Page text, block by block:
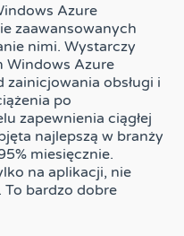
Azure
zaawansowanych
nimi. Wystarczy
Windows Azure
zainicjowania obsługi i
po
zapewnienia ciągłej
najlepszą w branży
miesięcznie.
na aplikacji, nie
bardzo dobre